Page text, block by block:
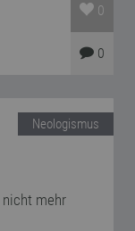
0
0
Neologismus
nicht mehr